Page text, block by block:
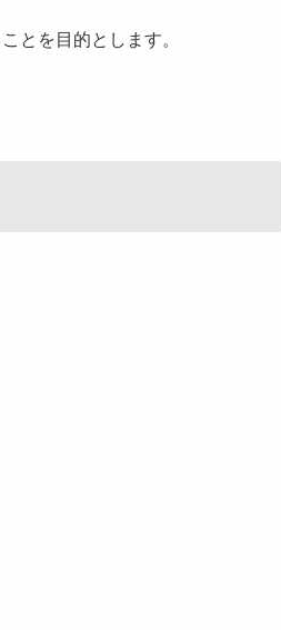
とを目的とします。